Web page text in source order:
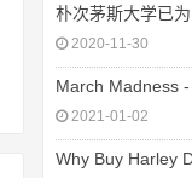
朴次茅斯大学已
2020-11-30
March Madness
2021-01-02
Why Buy Harley